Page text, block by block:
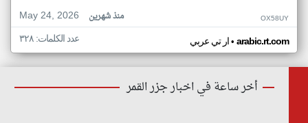
May 24, 2026
منذ شهرين OX58UY
ار تي عربي• arabic.rt.com عدد الكلمات: ٣٢٨
أخر ساعة في اخبار جزر القمر